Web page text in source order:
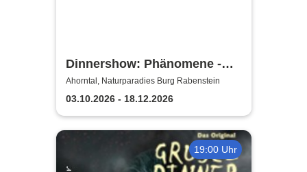
Dinnershow: Phänomene -
Danny Ocean
Ahorntal, Naturparadies Burg Rabenstein
03.10.2026 - 18.12.2026
19:00 Uhr